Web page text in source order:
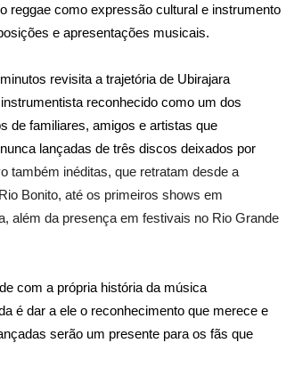
reggae como expressão cultural e instrumento
e apresentações musicais.
revisita a trajetória de Ubirajara
reconhecido como um dos
de familiares, amigos e artistas que
lançadas de três discos deixados por
também inéditas, que retratam desde a
Bonito, até os primeiros shows em
além da presença em festivais no Rio Grande
com a própria história da música
é dar a ele o reconhecimento que merece e
serão um presente para os fãs que